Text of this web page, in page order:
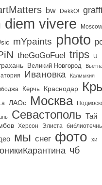
bw DekkO!
diem vivere Moscow
mYpaints photo
theGoGoFuel trips U
Великий Новгород
Ивановка Калмыкия
Керчь Краснодар
ЛАОс Москва
Севастополь Тай
Херсон Элиста
мы снег фото хи
чб